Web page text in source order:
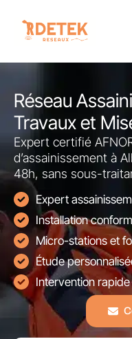
contenu
Réseau
Travaux et
Expert certifié
d’assainissement à
48h, sans sous-
Expert
Installation
Micro-stations et
Étude
Intervention